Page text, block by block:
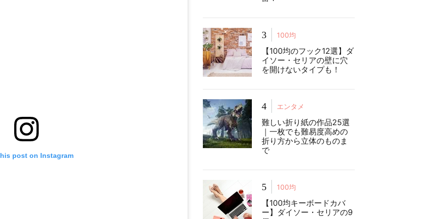
post on Instagram
3 100均
【100均のフック12選】ダ
イソー・セリアの壁に穴
を開けないタイプも！
4 エンタメ
難しい折り紙の作品25選
｜一枚でも難易度高めの
折り方から立体のものま
で
5 100均
【100均キーボードカバ
ー】ダイソー・セリアの9